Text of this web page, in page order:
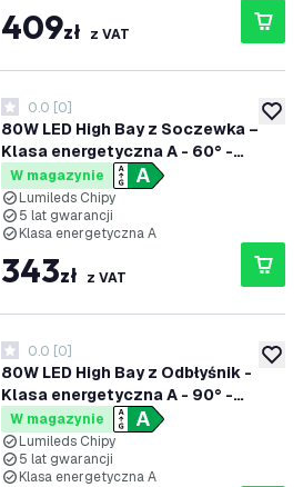
409zł z VAT
80W LED High Bay z Soczewka –
Klasa energetyczna A - 60° -
192lm/W - 4000K - IP65 -
Możliwość ściemniania - 5 lat
gwarancji - Copy
0 Gwiazdki oceny
0.0 [0]
W magazynie
Lumileds Chipy
5 lat gwarancji
Klasa energetyczna A
343zł z VAT
80W LED High Bay z Odbłyśnik -
Klasa energetyczna A - 90° -
192lm/W - 6000K - IP65 -
Możliwość przyciemniania
0 Gwiazdki oceny
0.0 [0]
W magazynie
Lumileds Chipy
5 lat gwarancji
Klasa energetyczna A